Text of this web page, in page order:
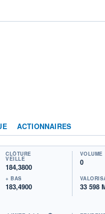
ACTIONNAIRES
CLÔTURE
VEILLE
184,3800
+ BAS
183,4900
VOLUME
0
33 598